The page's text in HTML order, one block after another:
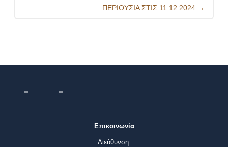
ΠΕΡΙΟΥΣΙΑ ΣΤΙΣ 11.12.2024 →
Επικοινωνία
Διεύθυνση: